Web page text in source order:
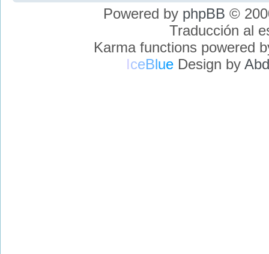
Powered by phpBB ©
Traducción al
Karma functions powered
IceBlueDesign by